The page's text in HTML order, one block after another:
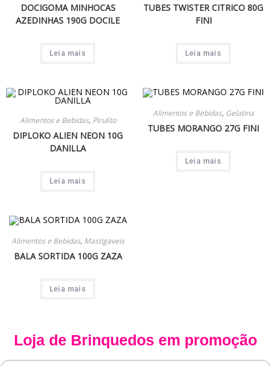
DOCIGOMA MINHOCAS
AZEDINHAS 190G DOCILE
Leia mais
TUBES TWISTER CITRICO 80G
FINI
Leia mais
Alimentos e Bebidas, Pirulito
DIPLOKO ALIEN NEON 10G
DANILLA
Leia mais
Alimentos e Bebidas, Gelatina
TUBES MORANGO 27G FINI
Leia mais
Alimentos e Bebidas, Mastigaveis
BALA SORTIDA 100G ZAZA
Leia mais
Loja de Brinquedos em promoção